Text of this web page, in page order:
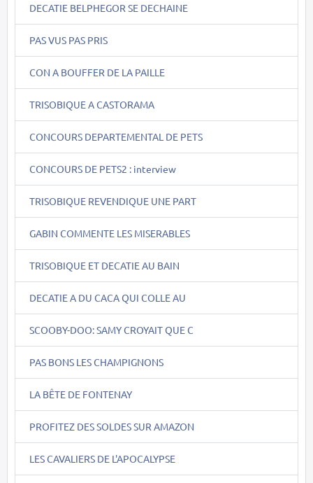
DECATIE BELPHEGOR SE DECHAINE
PAS VUS PAS PRIS
CON A BOUFFER DE LA PAILLE
TRISOBIQUE A CASTORAMA
CONCOURS DEPARTEMENTAL DE PETS
CONCOURS DE PETS2 : interview
TRISOBIQUE REVENDIQUE UNE PART
GABIN COMMENTE LES MISERABLES
TRISOBIQUE ET DECATIE AU BAIN
DECATIE A DU CACA QUI COLLE AU
SCOOBY-DOO: SAMY CROYAIT QUE C
PAS BONS LES CHAMPIGNONS
LA BÊTE DE FONTENAY
PROFITEZ DES SOLDES SUR AMAZON
LES CAVALIERS DE L'APOCALYPSE